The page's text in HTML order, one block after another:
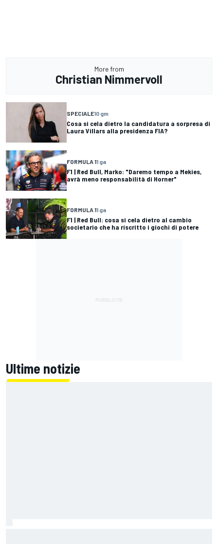
More from
Christian Nimmervoll
SPECIALE10 gm
Cosa si cela dietro la candidatura a sorpresa di
Laura Villars alla presidenza FIA?
FORMULA 11 ga
F1 | Red Bull, Marko: "Daremo tempo a Mekies,
avrà meno responsabilità di Horner"
FORMULA 11 ga
F1 | Red Bull: cosa si cela dietro al cambio
societario che ha riscritto i giochi di potere
Ultime notizie